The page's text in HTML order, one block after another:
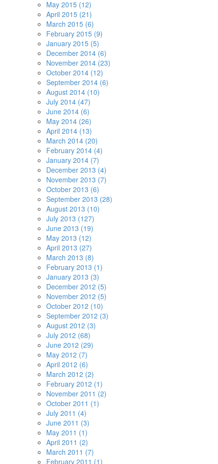
May 2015 (12)
April 2015 (21)
March 2015 (6)
February 2015 (9)
January 2015 (5)
December 2014 (6)
November 2014 (23)
October 2014 (12)
September 2014 (6)
August 2014 (10)
July 2014 (47)
June 2014 (6)
May 2014 (26)
April 2014 (13)
March 2014 (20)
February 2014 (4)
January 2014 (7)
December 2013 (4)
November 2013 (7)
October 2013 (6)
September 2013 (28)
August 2013 (10)
July 2013 (127)
June 2013 (19)
May 2013 (12)
April 2013 (27)
March 2013 (8)
February 2013 (1)
January 2013 (3)
December 2012 (5)
November 2012 (5)
October 2012 (10)
September 2012 (3)
August 2012 (3)
July 2012 (68)
June 2012 (29)
May 2012 (7)
April 2012 (6)
March 2012 (2)
February 2012 (1)
November 2011 (2)
October 2011 (1)
July 2011 (4)
June 2011 (3)
May 2011 (1)
April 2011 (2)
March 2011 (7)
February 2011 (1)